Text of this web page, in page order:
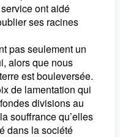
ont aidé
ses racines
pas seulement un
alors que nous
est bouleversée.
de lamentation qui
divisions au
souffrance qu’elles
dans la société